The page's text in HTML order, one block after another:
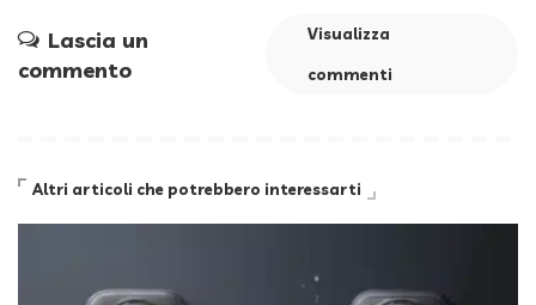
Lascia un
commento
Visualizza
commenti
Altri articoli che potrebbero interessarti